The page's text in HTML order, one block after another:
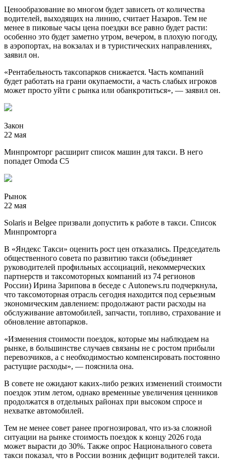
Ценообразование во многом будет зависеть от количества
водителей, выходящих на линию, считает Назаров. Тем не
менее в пиковые часы цена поездки все равно будет расти:
особенно это будет заметно утром, вечером, в плохую погоду,
в аэропортах, на вокзалах и в туристических направлениях,
заявил он.
«Рентабельность таксопарков снижается. Часть компаний
будет работать на грани окупаемости, а часть слабых игроков
может просто уйти с рынка или обанкротиться», — заявил он.
Закон
22 мая
Минпромторг расширит список машин для такси. В него
попадет Omoda C5
Рынок
22 мая
Solaris и Belgee призвали допустить к работе в такси. Список
Минпромторга
В «Яндекс Такси» оценить рост цен отказались. Председатель
общественного совета по развитию такси (объединяет
руководителей профильных ассоциаций, некоммерческих
партнерств и таксомоторных компаний из 74 регионов
России) Ирина Зарипова в беседе с Autonews.ru подчеркнула,
что таксомоторная отрасль сегодня находится под серьезным
экономическим давлением: продолжают расти расходы на
обслуживание автомобилей, запчасти, топливо, страхование и
обновление автопарков.
«Изменения стоимости поездок, которые мы наблюдаем на
рынке, в большинстве случаев связаны не с ростом прибыли
перевозчиков, а с необходимостью компенсировать постоянно
растущие расходы», — пояснила она.
В совете не ожидают каких-либо резких изменений стоимости
поездок этим летом, однако временные увеличения ценников
продолжатся в отдельных районах при высоком спросе и
нехватке автомобилей.
Тем не менее совет ранее прогнозировал, что из-за сложной
ситуации на рынке стоимость поездок к концу 2026 года
может вырасти до 30%. Также опрос Национального совета
такси показал, что в России возник дефицит водителей такси.